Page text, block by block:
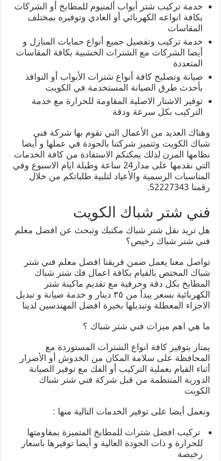
خدمة تركيب شتر أبواب ألمنيوم للمطابخ أو الشركات
بكافة انواعه الكهربائي أو العادي وتوفيره بمختلف
المقاسات
خدمة تركيب وتفصيل جميع أنواع حمايات المنازل و
أيضا الشركات مع الشترات الخشبية بكافة المقاسات
المتعددة
صيانة وتصليح كافة أنواع شترات الأبواب أو النوافذ
بأحدث طرق الصيانة المستخدمة في الكويت
توفير الاشتار الاصلية المقاومة للحرارة مع خدمة
التركيب بكل سرعة ودقة
وهناك العديد من الأعمال التي تقوم بها شركة فني
شباك الكويت وتتميز شركتنا بالجودة في عملها و أيضا
نظامها المرن لذلك يمكنكم الاستفادة من كافة الخدمات
التي نقدمها على مدار24 ساعة وطيلة ايام الاسبوع وفي
المناسبات الرسمية والأعياد لتلبية طلباتكم من خلال
رقمنا 52227343.
فني شتر شباك الكويت
هل تريد نقل شتر شباك مكتبك وتبحث عن افضل معلم
فني شتر شباك رخيص؟
تواصل معنا يعمل ضمن فريقنا افضل معلم فني شتر
شباك المختص بالقيام بكافة اعمال فك شتر شباك
المطابخ بكل دقة وحرفية مع تقديم ماكينة شتر
الكهربائية بسعر يبدأ من ٣٥ دينار و خدمة صيانة و تبديل
الاجزاء المعطلة وتبديلها بخبرة افضل المهندسين لدينا
ما هي اهم ميزات فني شتر شباك ؟
يمتاز بتوفير كافة انواع الشترات المستوردة مع
المحافظة على سلامة المكان من الخدوش أو الأضرار
أثناء القيام بعملية التركيب أو الفك مع توفير الصيانة
الدورية المنتظمة من قبل شركة فني شتر شباك
الكويت
ونعمل أيضا على توفير الخدمات التالية منها :
تركيب افضل شترات للمطابخ المتميزة بمقاومتها
للحرارة و ذات الجودة العالية و أيضا توفيرها باسعار
رخيصة